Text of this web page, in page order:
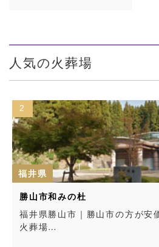
人気の火葬場
2
福井県
勝山市和みの杜
福井県勝山市｜勝山市の方が安
火葬場…